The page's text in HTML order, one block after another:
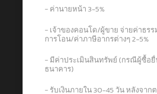
− ค่านายหน้า 3-5%
− เจ้าของคอนโด/ผู้ขาย จ่ายค่าธรร
การโอน/ค่าภาษีอากรต่างๆ 2-5%
− มีค่าประเมินสินทรัพย์ (กรณีผู้ซื้อ
ธนาคาร)
− รับเงินภายใน 30-45 วัน หลังจาก